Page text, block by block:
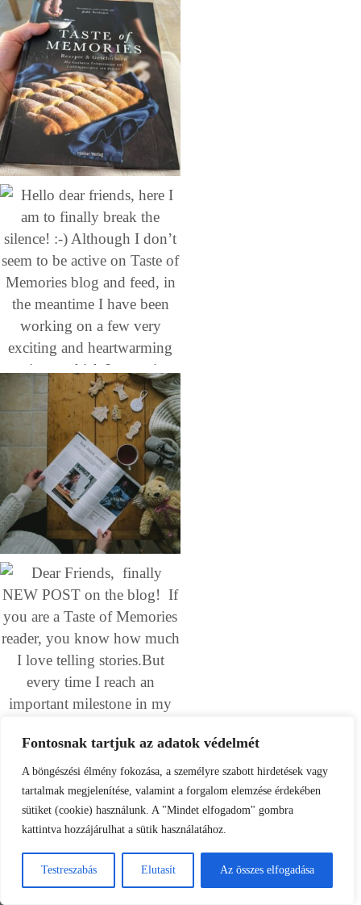
Fontosnak tartjuk az adatok védelmét
A böngészési élmény fokozása, a személyre szabott hirdetések vagy
tartalmak megjelenítése, valamint a forgalom elemzése érdekében
sütiket (cookie) használunk. A "Mindet elfogadom" gombra
kattintva hozzájárulhat a sütik használatához.
Testreszabás Elutasít Az összes elfogadása